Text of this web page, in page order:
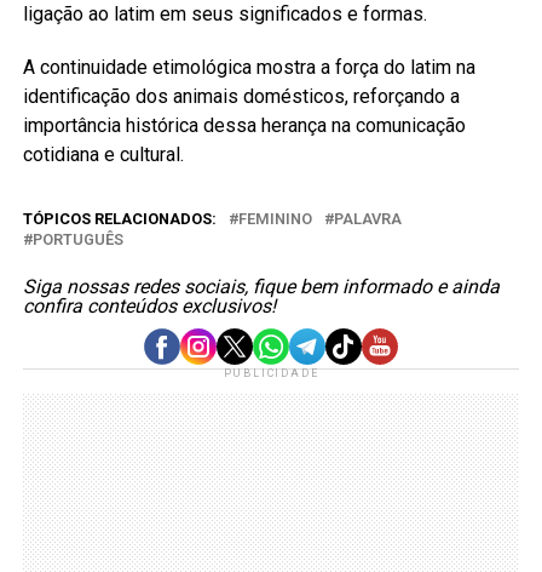
ligação ao latim em seus significados e formas.
A continuidade etimológica mostra a força do latim na
identificação dos animais domésticos, reforçando a
importância histórica dessa herança na comunicação
cotidiana e cultural.
TÓPICOS RELACIONADOS: FEMININO
PALAVRA
PORTUGUÊS
Siga nossas redes sociais, fique bem informado e ainda
confira conteúdos exclusivos!
PUBLICIDADE